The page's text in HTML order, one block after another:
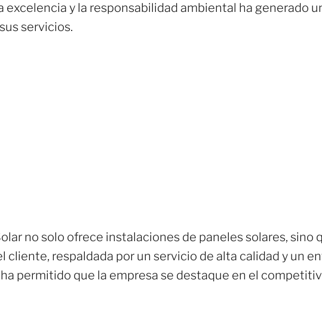
excelencia y la responsabilidad ambiental ha generado
servicios.
no solo ofrece instalaciones de paneles solares, sino
cliente, respaldada por un servicio de alta calidad y un
permitido que la empresa se destaque en el